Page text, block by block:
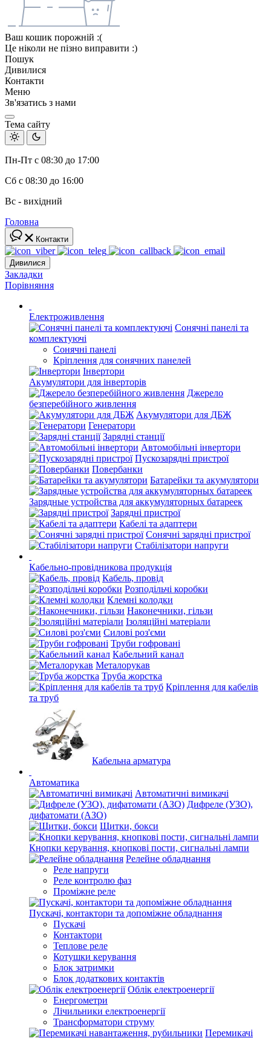
Ваш кошик порожній :(
Це ніколи не пізно виправити :)
Пошук
Дивилися
Контакти
Меню
Зв'язатись з нами
Тема сайту
Пн-Пт с 08:30 до 17:00
Сб с 08:30 до 16:00
Вс - вихідний
Головна
Контакти
Дивилися
Закладки
Порівняння
Електроживлення
Сонячні панелі та
комплектуючі
Сонячні панелі
Кріплення для сонячних панелей
Інвертори
Акумулятори для інверторів
Джерело
безперебійного живлення
Акумулятори для ДБЖ
Генератори
Зарядні станції
Автомобільні інвертори
Пускозарядні пристрої
Повербанки
Батарейки та акумулятори
Зарядные устройства для аккумуляторных батареек
Зарядні пристрої
Кабелі та адаптери
Сонячні зарядні пристрої
Стабілізатори напруги
Кабельно-провідникова продукція
Кабель, провід
Розподільчі коробки
Клемні колодки
Наконечники, гільзи
Ізоляційні матеріали
Силові роз'єми
Труби гофровані
Кабельний канал
Металорукав
Труба жорстка
Кріплення для кабелів
та труб
Кабельна арматура
Автоматика
Автоматичні вимикачі
Дифреле (УЗО),
дифатомати (АЗО)
Щитки, бокси
Кнопки керування, кнопкові пости, сигнальні лампи
Релейне обладнання
Реле напруги
Реле контролю фаз
Проміжне реле
Пускачі, контактори та допоміжне обладнання
Пускачі
Контактори
Теплове реле
Котушки керування
Блок затримки
Блок додаткових контактів
Облік електроенергії
Енергометри
Лічильники електроенергії
Трансформатори струму
Перемикачі